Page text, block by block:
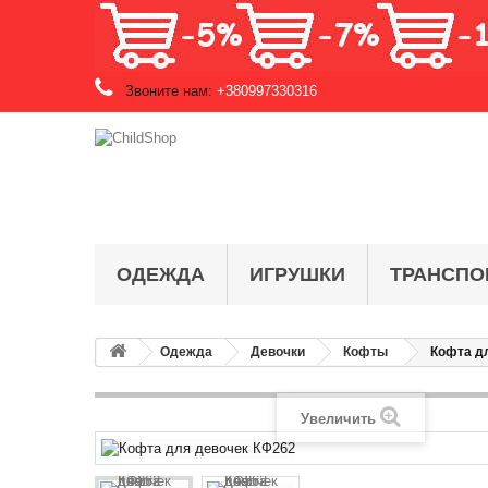
Звоните нам: +380997330316
ОДЕЖДА ИГРУШКИ
Одежда Девочки Кофты Кофта
Увеличить